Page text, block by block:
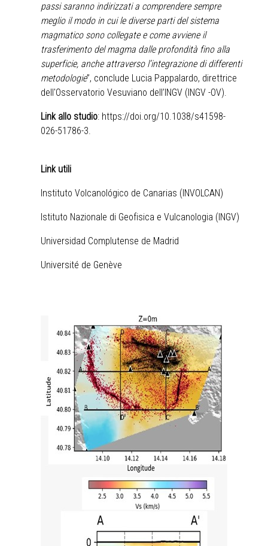
passi saranno indirizzati a comprendere sempre
meglio il modo in cui le diverse parti del sistema
magmatico sono collegate e come avviene il
trasferimento del magma dalle profondità fino alla
superficie, anche attraverso l’integrazione di differenti
metodologie”, conclude Lucia Pappalardo, direttrice
dell'Osservatorio Vesuviano dell’INGV (INGV -OV).
Link allo studio: https://doi.org/10.1038/s41598-
026-51786-3.
Link utili
Instituto Volcanológico de Canarias (INVOLCAN)
Istituto Nazionale di Geofisica e Vulcanologia (INGV)
Universidad Complutense de Madrid
Université de Genève